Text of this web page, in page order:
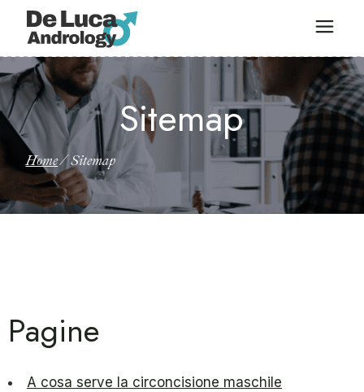
Sitemap
Home Sitemap
Pagine
A cosa serve la circoncisione maschile